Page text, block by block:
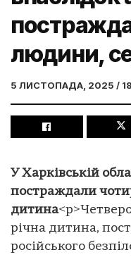
людини,
5 ЛИСТОПАДА, 2025 /
У Харківській
постраждали
дитина
річна дитина,
російського